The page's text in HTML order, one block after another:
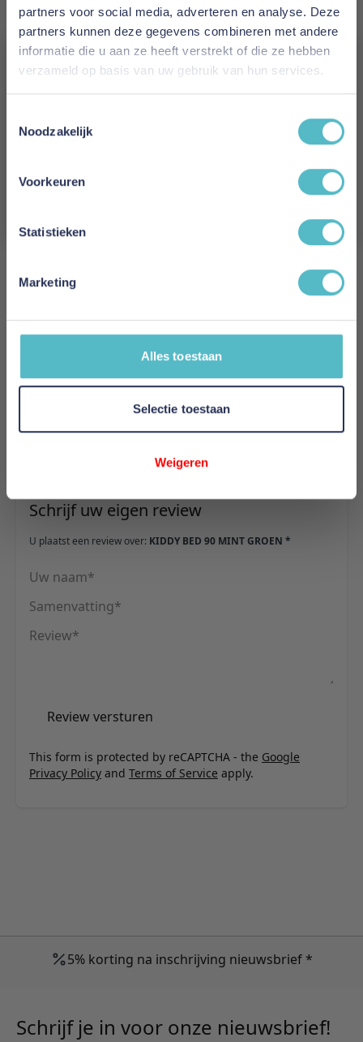
partners voor social media, adverteren en analyse. Deze
partners kunnen deze gegevens combineren met andere
informatie die u aan ze heeft verstrekt of die ze hebben
verzameld op basis van uw gebruik van hun services.
Noodzakelijk
Voorkeuren
Statistieken
Marketing
Alles toestaan
Selectie toestaan
Weigeren
Schrijf uw eigen review
U plaatst een review over: KIDDY BED 90 MINT GROEN *
Uw naam
Samenvatting
Review
Review versturen
This form is protected by reCAPTCHA - the Google
Privacy Policy and Terms of Service apply.
height
Maximum weight in KG: 75
Minimum age: 4 years
FSC Certified: Yes
Assembly time in minutes: 30
Width assembled in MM: 950
206 cm
Breedte
95 cm
Hoogte
5% korting na inschrijving nieuwsbrief *
Schrijf je in voor onze nieuwsbrief!
E-mail